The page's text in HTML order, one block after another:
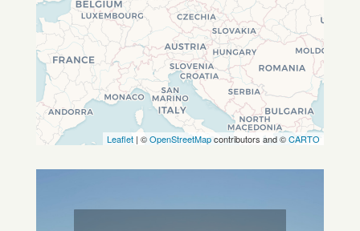
Leaflet | ©OpenStreetMapcontributors and ©CARTO